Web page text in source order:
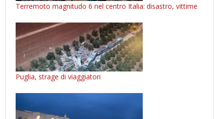
Terremoto magnitudo 6 nel centro Italia: disastro, vittime
Puglia, strage di viaggiatori